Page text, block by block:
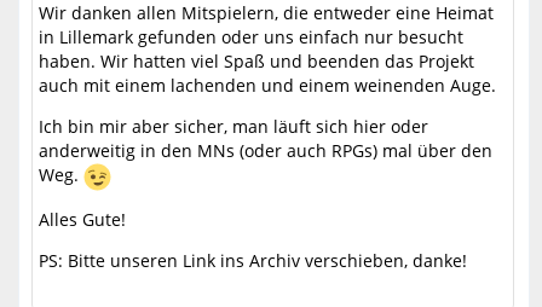
Wir danken allen Mitspielern, die entweder eine Heimat
in Lillemark gefunden oder uns einfach nur besucht
haben. Wir hatten viel Spaß und beenden das Projekt
auch mit einem lachenden und einem weinenden Auge.
Ich bin mir aber sicher, man läuft sich hier oder
anderweitig in den MNs (oder auch RPGs) mal über den
Weg.
Alles Gute!
PS: Bitte unseren Link ins Archiv verschieben, danke!